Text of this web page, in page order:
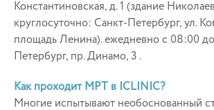
Константиновская, д. 1 (здание
круглосуточно: Санкт-Петербург, ул.
площадь Ленина). ежедневно с 08:00
Петербург, пр. Динамо, 3 .
Как проходит МРТ в ICLINIC?
Многие испытывают необоснованный